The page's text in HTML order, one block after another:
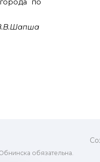
по
обязательна.